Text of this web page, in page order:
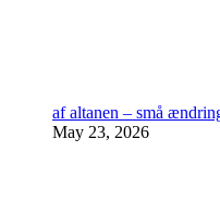
af altanen – små
May 23, 2026